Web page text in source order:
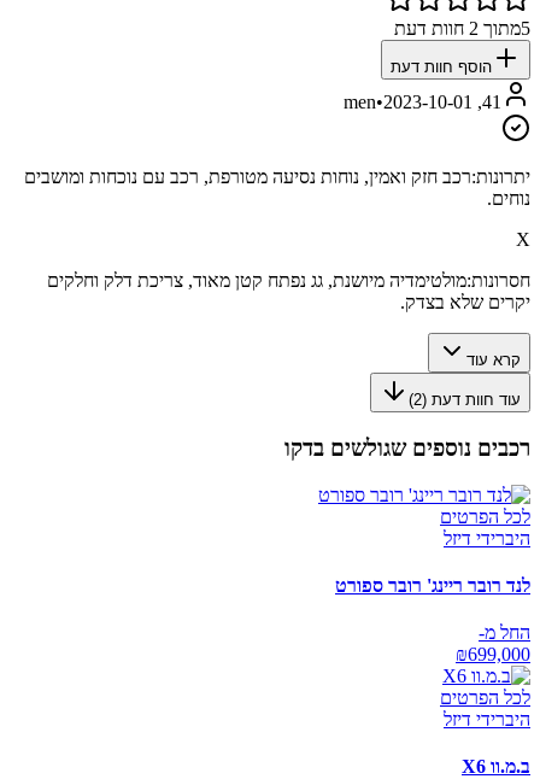
5מתוך 2 חוות דעת
הוסף חוות דעת
41, men
•2023-10-01
יתרונות:רכב חזק ואמין, נוחות נסיעה מטורפת, רכב עם נוכחות ומושבים
נוחים.
X
חסרונות:מולטימדיה מיושנת, גג נפתח קטן מאוד, צריכת דלק וחלקים
יקרים שלא בצדק.
קרא עוד
עוד חוות דעת (2
)
רכבים נוספים שגולשים בדקו
לכל הפרטים
היברידי דיזל
לנד רובר ריינג' רובר ספורט
החל מ-
₪699,000
לכל הפרטים
היברידי דיזל
ב.מ.וו X6